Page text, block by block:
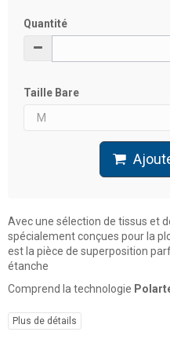
Quantité
Taille Bare
Avec une sélection de tissus et
spécialement conçues pour la
est la pièce de superposition
étanche
Comprend la technologie
Plus de détails